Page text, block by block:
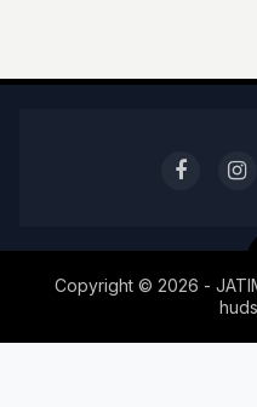
Copyright © 2026 -